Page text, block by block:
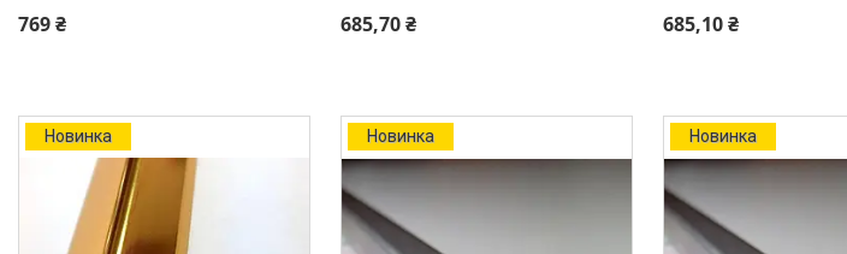
769 ₴ 685,70 ₴ 685,10 ₴
Новинка Новинка Новинка